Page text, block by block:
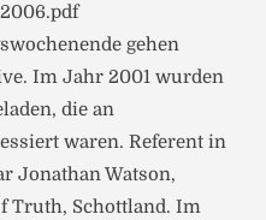
gehen
Im Jahr 2001 wurden
die an
waren. Referent in
Jonathan Watson,
Truth, Schottland. Im